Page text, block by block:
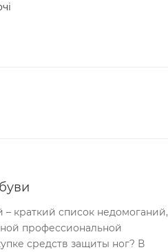
краткий список недомоганий,
профессиональной
средств защиты ног? В